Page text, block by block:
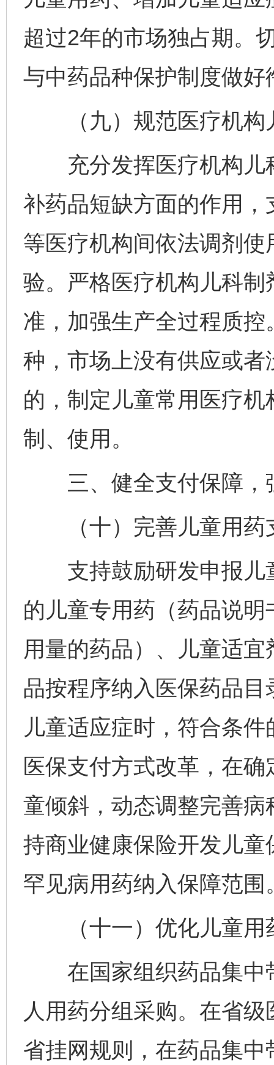
超过2年的市场独占期。
与中药品种保护制度做好
（九）规范医疗机构
充分发挥医疗机构儿
补药品短缺方面的作用
等医疗机构间依法调剂
验。严格医疗机构儿科
准，加强生产全过程质
种，市场上没有供应或
的，制定儿童常用医疗
制、使用。
三、健全支付保障，
（十）完善儿童用药
支持鼓励研发申报儿
的儿童专用药（药品说
用量的药品）、儿童适
品按程序纳入医保药品
儿童适应症时，符合条
医保支付方式改革，在
童倾斜，动态调整完善
持商业健康保险开发儿
罕见病用药纳入保障范围
（十一）优化儿童用
在国家组织药品集中
人用药分组采购。在省
省挂网规则，在药品集